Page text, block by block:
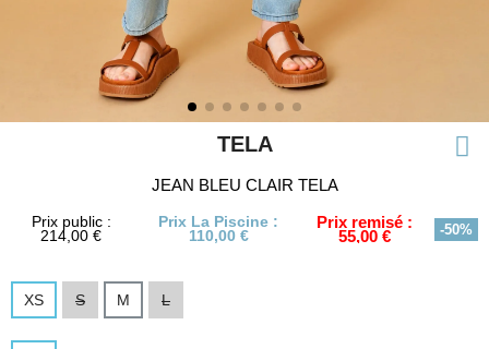
TELA
JEAN BLEU CLAIR TELA
Prix public :
214,00 €
Prix La Piscine :
110,00 €
Prix remisé :
55,00 € -50%
XS S M L